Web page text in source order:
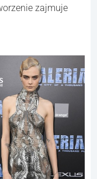
zajmuje